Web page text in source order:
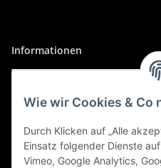
Informationen
Sicher Einkaufen
Wie wir Cookies & Co
Durch Klicken auf „Alle
Einsatz folgender Dienste
Vimeo, Google Analytics,